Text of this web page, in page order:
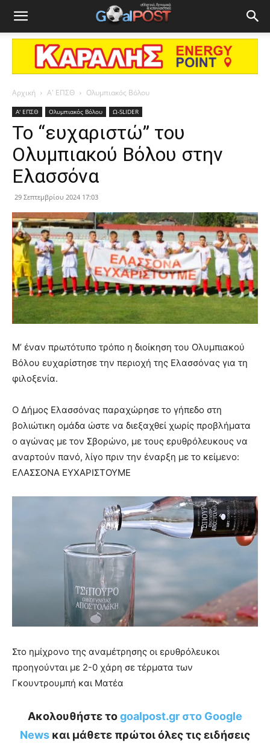
Αρχική Α' ΕΠΣΘ Ολυμπιακός Βόλου
Α' ΕΠΣΘ Ολυμπιακός Βόλου Ω-SLIDER
To “ευχαριστώ” του
Ολυμπιακού Βόλου στην
Ελασσόνα
29 Σεπτεμβρίου 2024 17:03
Μ’ έναν πρωτότυπο τρόπο η διοίκηση του Ολυμπιακού
Βόλου ευχαρίστησε την περιοχή της Ελασσόνας για τη
φιλοξενία.
Ο Δήμος Ελασσόνας παραχώρησε το γήπεδο στη
βολιώτικη ομάδα ώστε να διεξαχθεί χωρίς προβλήματα
ο αγώνας με τον Σβορώνο, με τους ερυθρόλευκους να
αναρτούν πανό, λίγο πριν την έναρξη με το κείμενο:
ΕΛΑΣΣΟΝΑ ΕΥΧΑΡΙΣΤΟΥΜΕ
Στο ημίχρονο της αναμέτρησης οι ερυθρόλευκοι
προηγούνται με 2-0 χάρη σε τέρματα των
Γκουντρουμπή και Ματέα
Ακολουθήστε τοgoalpost.gr στο Google
News και μάθετε πρώτοι όλες τις ειδήσεις